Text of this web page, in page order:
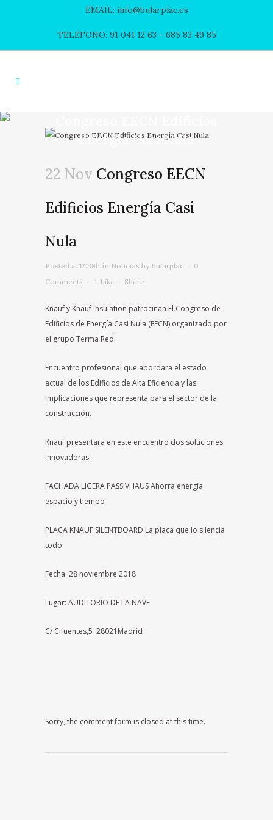
EMAIL: info@bularplac.es
TELÉFONO: 91 041 12 63 - 685 83 49 85
Energía Casi Nula
22 Nov Congreso EECN
Edificios Energía Casi
Nula
Posted at 12:39h in Noticias by Bularplac
0
Comments
1 Like Share
Knauf y Knauf Insulation patrocinan El Congreso de
Edificios de Energía Casi Nula (EECN) organizado por
el grupo Terma Red.
Encuentro profesional que abordara el estado
actual de los Edificios de Alta Eficiencia y las
implicaciones que representa para el sector de la
construcción.
Knauf presentara en este encuentro dos soluciones
innovadoras:
FACHADA LIGERA PASSIVHAUS Ahorra energía
espacio y tiempo
PLACA KNAUF SILENTBOARD La placa que lo silencia
todo
Fecha: 28 noviembre 2018
Lugar: AUDITORIO DE LA NAVE
C/ Cifuentes,5 28021Madrid
Sorry, the comment form is closed at this time.